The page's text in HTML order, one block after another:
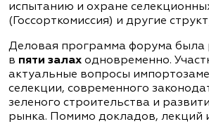
испытанию и охране
(Госсорткомиссия) и другие
Деловая программа форума была
в пяти залах одновременно.
актуальные вопросы
селекции, современного
зеленого строительства и
рынка. Помимо докладов, лекций